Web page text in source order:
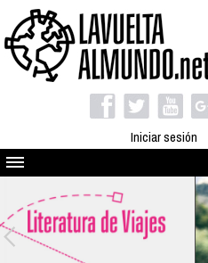
Iniciar sesión
Quienes somos
El proyecto
Blog